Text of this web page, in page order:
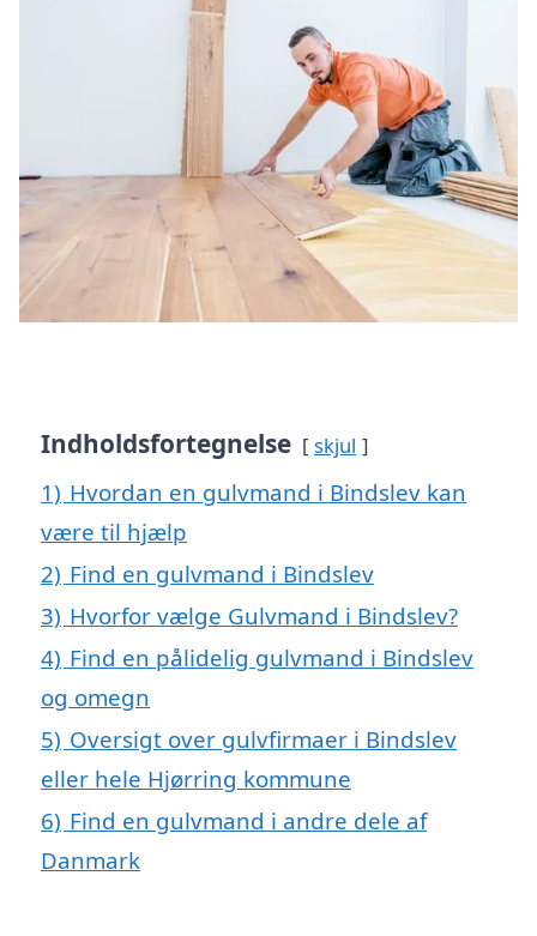
Indholdsfortegnelse skjul
1) Hvordan en gulvmand i Bindslev kan
være til hjælp
2) Find en gulvmand i Bindslev
3) Hvorfor vælge Gulvmand i Bindslev?
4) Find en pålidelig gulvmand i Bindslev
og omegn
5) Oversigt over gulvfirmaer i Bindslev
eller hele Hjørring kommune
6) Find en gulvmand i andre dele af
Danmark